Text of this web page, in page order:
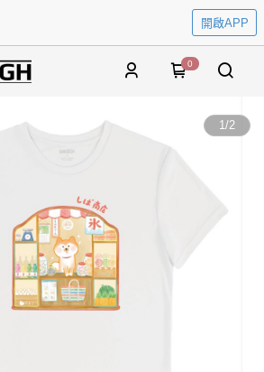
開啟APP
0
1/2